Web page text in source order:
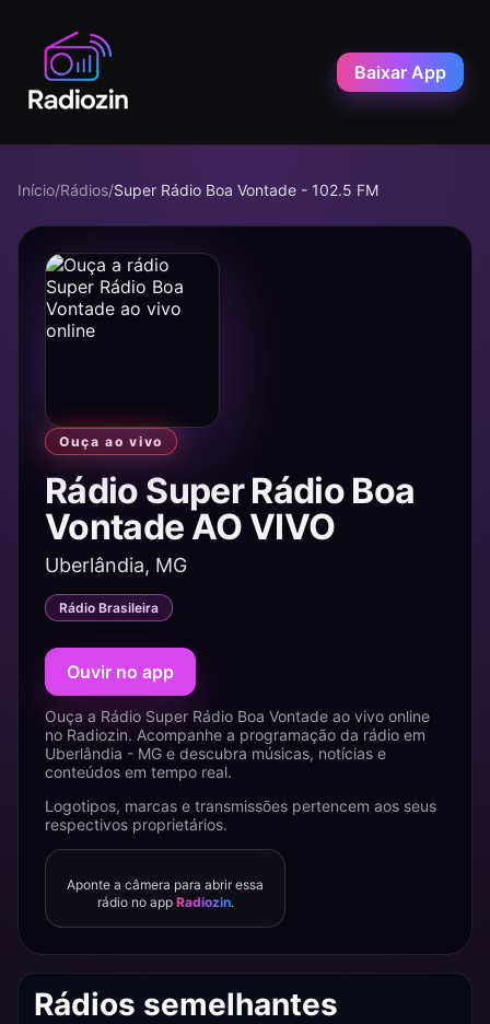
Baixar App
Início/Rádios/Super Rádio Boa Vontade - 102.5 FM
Ouça ao vivo
Rádio Super Rádio Boa
Vontade AO VIVO
Uberlândia, MG
Rádio Brasileira
Ouvir no app
Ouça a Rádio Super Rádio Boa Vontade ao vivo online
no Radiozin. Acompanhe a programação da rádio em
Uberlândia - MG e descubra músicas, notícias e
conteúdos em tempo real.
Logotipos, marcas e transmissões pertencem aos seus
respectivos proprietários.
Aponte a câmera para abrir essa
rádio no app Radiozin.
Rádios semelhantes